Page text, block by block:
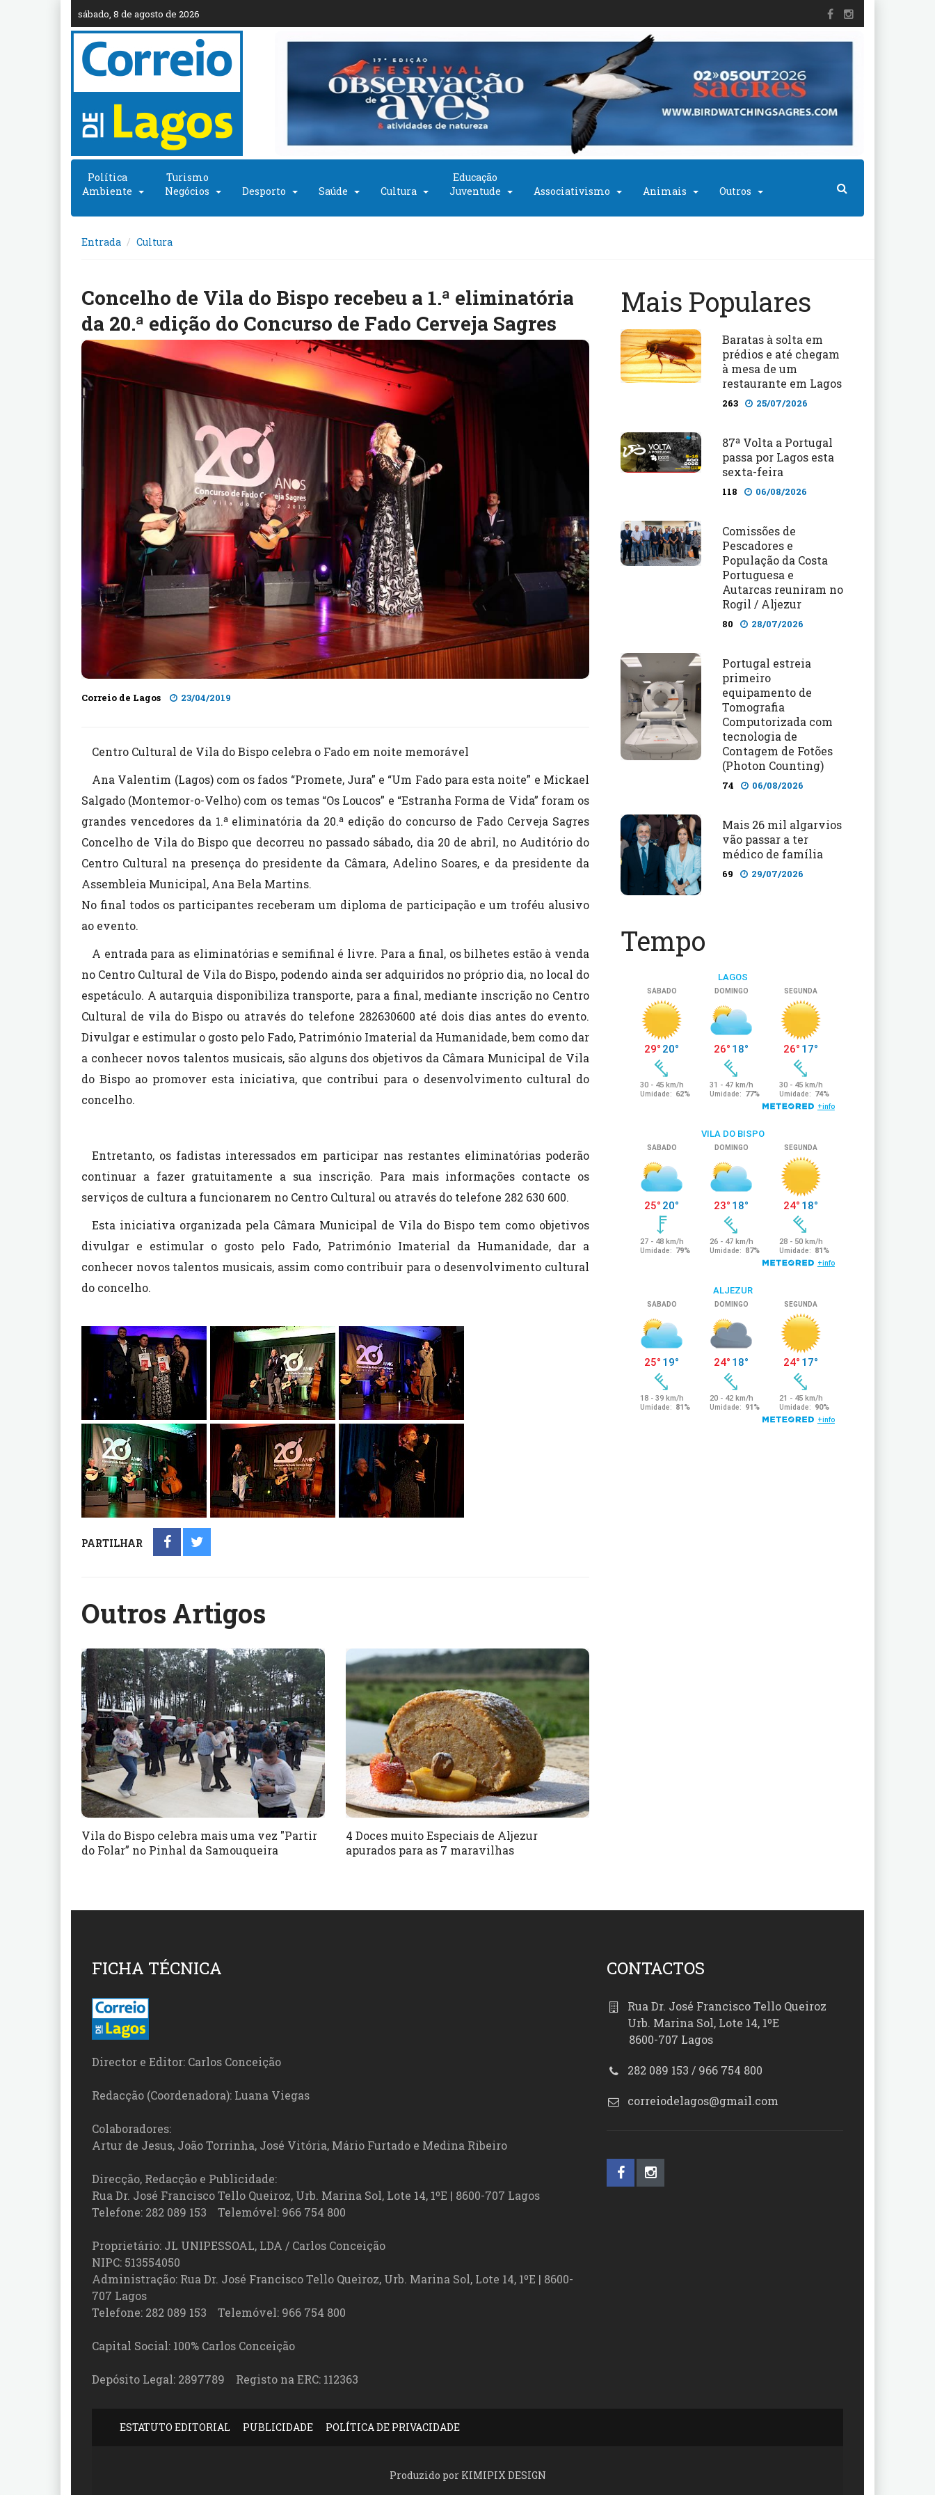
sábado, 8 de agosto de 2026
Política
Ambiente
Turismo
Negócios
Desporto Saúde Cultura
Educação
Juventude
Associativismo Animais Outros
Entrada Cultura
Concelho de Vila do Bispo recebeu a 1.ª eliminatória
da 20.ª edição do Concurso de Fado Cerveja Sagres
Correio de Lagos 23/04/2019
Centro Cultural de Vila do Bispo celebra o Fado em noite memorável
Ana Valentim (Lagos) com os fados “Promete, Jura” e “Um Fado para esta noite” e Mickael
Salgado (Montemor-o-Velho) com os temas “Os Loucos” e “Estranha Forma de Vida” foram os
grandes vencedores da 1.ª eliminatória da 20.ª edição do concurso de Fado Cerveja Sagres
Concelho de Vila do Bispo que decorreu no passado sábado, dia 20 de abril, no Auditório do
Centro Cultural na presença do presidente da Câmara, Adelino Soares, e da presidente da
Assembleia Municipal, Ana Bela Martins.
No final todos os participantes receberam um diploma de participação e um troféu alusivo
ao evento.
A entrada para as eliminatórias e semifinal é livre. Para a final, os bilhetes estão à venda
no Centro Cultural de Vila do Bispo, podendo ainda ser adquiridos no próprio dia, no local do
espetáculo. A autarquia disponibiliza transporte, para a final, mediante inscrição no Centro
Cultural de vila do Bispo ou através do telefone 282630600 até dois dias antes do evento.
Divulgar e estimular o gosto pelo Fado, Património Imaterial da Humanidade, bem como dar
a conhecer novos talentos musicais, são alguns dos objetivos da Câmara Municipal de Vila
do Bispo ao promover esta iniciativa, que contribui para o desenvolvimento cultural do
concelho.
Entretanto, os fadistas interessados em participar nas restantes eliminatórias poderão
continuar a fazer gratuitamente a sua inscrição. Para mais informações contacte os
serviços de cultura a funcionarem no Centro Cultural ou através do telefone 282 630 600.
Esta iniciativa organizada pela Câmara Municipal de Vila do Bispo tem como objetivos
divulgar e estimular o gosto pelo Fado, Património Imaterial da Humanidade, dar a
conhecer novos talentos musicais, assim como contribuir para o desenvolvimento cultural
do concelho.
PARTILHAR
Outros Artigos
Vila do Bispo celebra mais uma vez "Partir
do Folar” no Pinhal da Samouqueira
4 Doces muito Especiais de Aljezur
apurados para as 7 maravilhas
Mais Populares
Baratas à solta em
prédios e até chegam
à mesa de um
restaurante em Lagos
263 25/07/2026
87ª Volta a Portugal
passa por Lagos esta
sexta-feira
118 06/08/2026
Comissões de
Pescadores e
População da Costa
Portuguesa e
Autarcas reuniram no
Rogil / Aljezur
80 28/07/2026
Portugal estreia
primeiro
equipamento de
Tomografia
Computorizada com
tecnologia de
Contagem de Fotões
(Photon Counting)
74 06/08/2026
Mais 26 mil algarvios
vão passar a ter
médico de família
69 29/07/2026
Tempo
FICHA TÉCNICA
Director e Editor: Carlos Conceição
Redacção (Coordenadora): Luana Viegas
Colaboradores:
Artur de Jesus, João Torrinha, José Vitória, Mário Furtado e Medina Ribeiro
Direcção, Redacção e Publicidade:
Rua Dr. José Francisco Tello Queiroz, Urb. Marina Sol, Lote 14, 1ºE | 8600-707 Lagos
Telefone: 282 089 153 Telemóvel: 966 754 800
Proprietário: JL UNIPESSOAL, LDA / Carlos Conceição
NIPC: 513554050
Administração: Rua Dr. José Francisco Tello Queiroz, Urb. Marina Sol, Lote 14, 1ºE | 8600-
707 Lagos
Telefone: 282 089 153 Telemóvel: 966 754 800
Capital Social: 100% Carlos Conceição
Depósito Legal: 2897789 Registo na ERC: 112363
CONTACTOS
Rua Dr. José Francisco Tello Queiroz
Urb. Marina Sol, Lote 14, 1ºE
8600-707 Lagos
282 089 153 / 966 754 800
correiodelagos@gmail.com
ESTATUTO EDITORIAL PUBLICIDADE POLÍTICA DE PRIVACIDADE
Produzido por KIMIPIX DESIGN